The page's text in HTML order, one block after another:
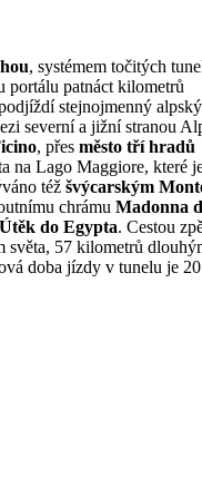
, systémem točitých
portálu patnáct kilometrů
stejnojmenný alpský
severní a jižní stranou
, přes město tří hradů
na Lago Maggiore, které
též švýcarským
chrámu Madonna
do Egypta. Cestou
světa, 57 kilometrů
doba jízdy v tunelu je 20